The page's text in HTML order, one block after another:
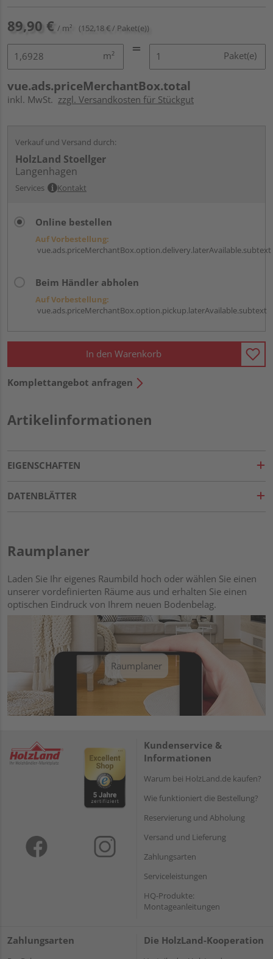
89,90 € / m² (152,18 € / Paket(e))
m² Paket(e)
vue.ads.priceMerchantBox.total
inkl. MwSt. zzgl. Versandkosten für Stückgut
Verkauf und Versand durch:
HolzLand Stoellger
Langenhagen
Services Kontakt
Online bestellen
Auf Vorbestellung:
vue.ads.priceMerchantBox.option.delivery.laterAvailable.subtext
Beim Händler abholen
Auf Vorbestellung:
vue.ads.priceMerchantBox.option.pickup.laterAvailable.subtext
In den Warenkorb
Komplettangebot anfragen
Artikelinformationen
EIGENSCHAFTEN
DATENBLÄTTER
Raumplaner
Laden Sie Ihr eigenes Raumbild hoch oder wählen Sie einen
unserer vordefinierten Räume aus und erhalten Sie einen
optischen Eindruck von Ihrem neuen Bodenbelag.
Raumplaner
Kundenservice &
Informationen
Warum bei HolzLand.de kaufen?
Wie funktioniert die Bestellung?
Reservierung und Abholung
Versand und Lieferung
Zahlungsarten
Serviceleistungen
HQ-Produkte:
Montageanleitungen
Zahlungsarten Die HolzLand-Kooperation